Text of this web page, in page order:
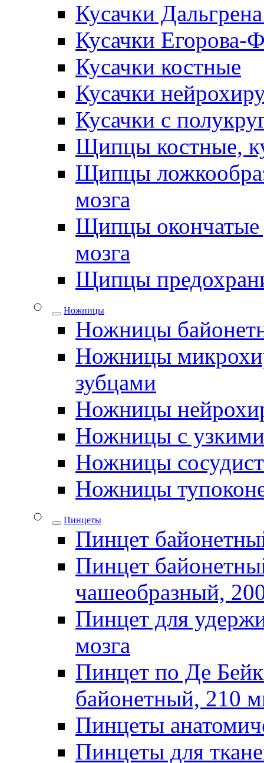
Кусачки
Кусачки Егорова-
Кусачки костные
Кусачки
Кусачки с
Щипцы костные,
Щипцы
мозга
Щипцы окончатые
мозга
Щипцы
Ножницы
Ножницы
Ножницы
зубцами
Ножницы
Ножницы с узкими
Ножницы
Ножницы
Пинцеты
Пинцет
Пинцет
чашеобразный,
Пинцет для
мозга
Пинцет по Де
байонетный, 210
Пинцеты
Пинцеты для